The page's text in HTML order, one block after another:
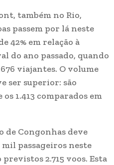
também no Rio,
passem por lá neste
42% em relação à
do ano passado, quando
viajantes. O volume
ser superior: são
os 1.413 comparados em
de Congonhas deve
passageiros neste
2.715 voos. Esta